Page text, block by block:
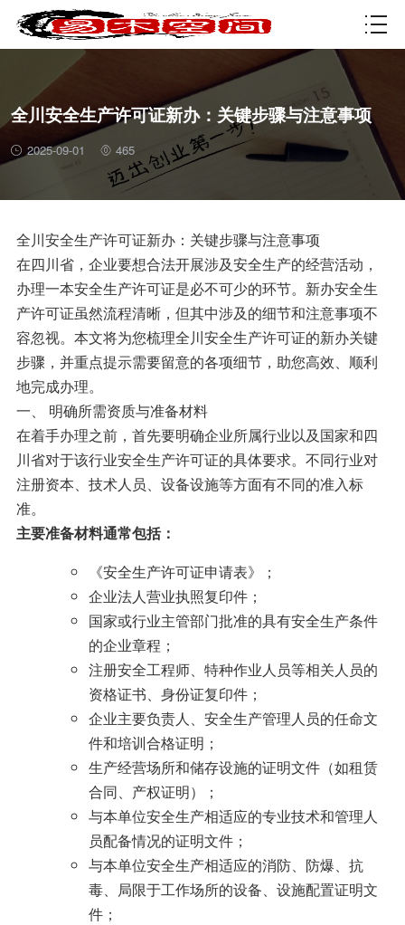
资质许可
全川安全生产许可证新办：关键步骤与注意事项
2025-09-01 465
全川安全生产许可证新办：关键步骤与注意事项
在四川省，企业要想合法开展涉及安全生产的经营活动，
办理一本安全生产许可证是必不可少的环节。新办安全生
产许可证虽然流程清晰，但其中涉及的细节和注意事项不
容忽视。本文将为您梳理全川安全生产许可证的新办关键
步骤，并重点提示需要留意的各项细节，助您高效、顺利
地完成办理。
一、 明确所需资质与准备材料
在着手办理之前，首先要明确企业所属行业以及国家和四
川省对于该行业安全生产许可证的具体要求。不同行业对
注册资本、技术人员、设备设施等方面有不同的准入标
准。
主要准备材料通常包括：
《安全生产许可证申请表》；
企业法人营业执照复印件；
国家或行业主管部门批准的具有安全生产条件
的企业章程；
注册安全工程师、特种作业人员等相关人员的
资格证书、身份证复印件；
企业主要负责人、安全生产管理人员的任命文
件和培训合格证明；
生产经营场所和储存设施的证明文件（如租赁
合同、产权证明）；
与本单位安全生产相适应的专业技术和管理人
员配备情况的证明文件；
与本单位安全生产相适应的消防、防爆、抗
毒、局限于工作场所的设备、设施配置证明文
件；